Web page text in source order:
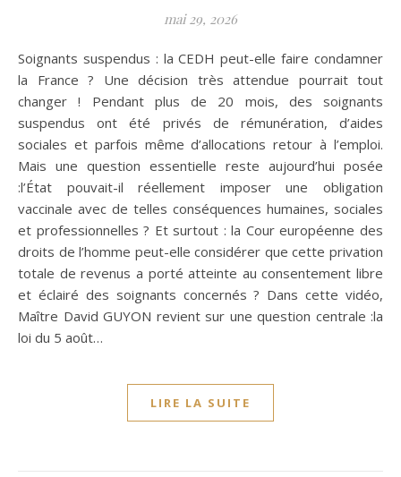
mai 29, 2026
Soignants suspendus : la CEDH peut-elle faire condamner
la France ? Une décision très attendue pourrait tout
changer ! Pendant plus de 20 mois, des soignants
suspendus ont été privés de rémunération, d’aides
sociales et parfois même d’allocations retour à l’emploi.
Mais une question essentielle reste aujourd’hui posée
:l’État pouvait-il réellement imposer une obligation
vaccinale avec de telles conséquences humaines, sociales
et professionnelles ? Et surtout : la Cour européenne des
droits de l’homme peut-elle considérer que cette privation
totale de revenus a porté atteinte au consentement libre
et éclairé des soignants concernés ? Dans cette vidéo,
Maître David GUYON revient sur une question centrale :la
loi du 5 août…
LIRE LA SUITE